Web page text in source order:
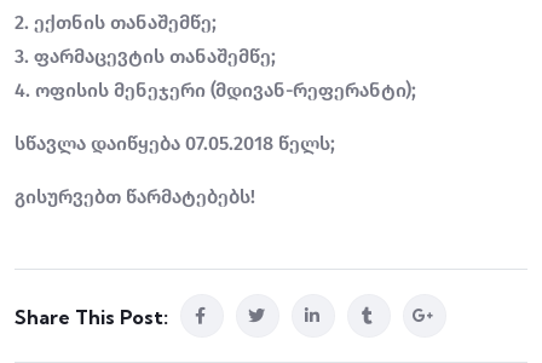
2. ექთნის თანაშემწე;
3. ფარმაცევტის თანაშემწე;
4. ოფისის მენეჯერი (მდივან-რეფერანტი);
სწავლა დაიწყება 07.05.2018 წელს;
გისურვებთ წარმატებებს!
Share This Post: